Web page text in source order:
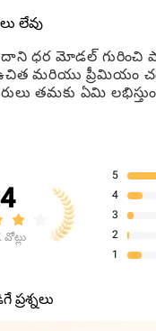
లేవు
దాని ధర మోడల్ గురించి
ఉచిత మరియు ప్రీమియం
తమకు ఏమి
వోట్లు
5
4
3
2
1